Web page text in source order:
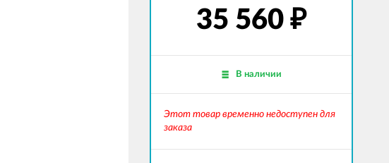
35 560 ₽
В наличии
Этот товар временно недоступен для
заказа